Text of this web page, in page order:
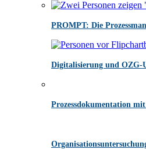
PROMPT: Die
Digitalisierung und OZG-
Prozessdokumentation